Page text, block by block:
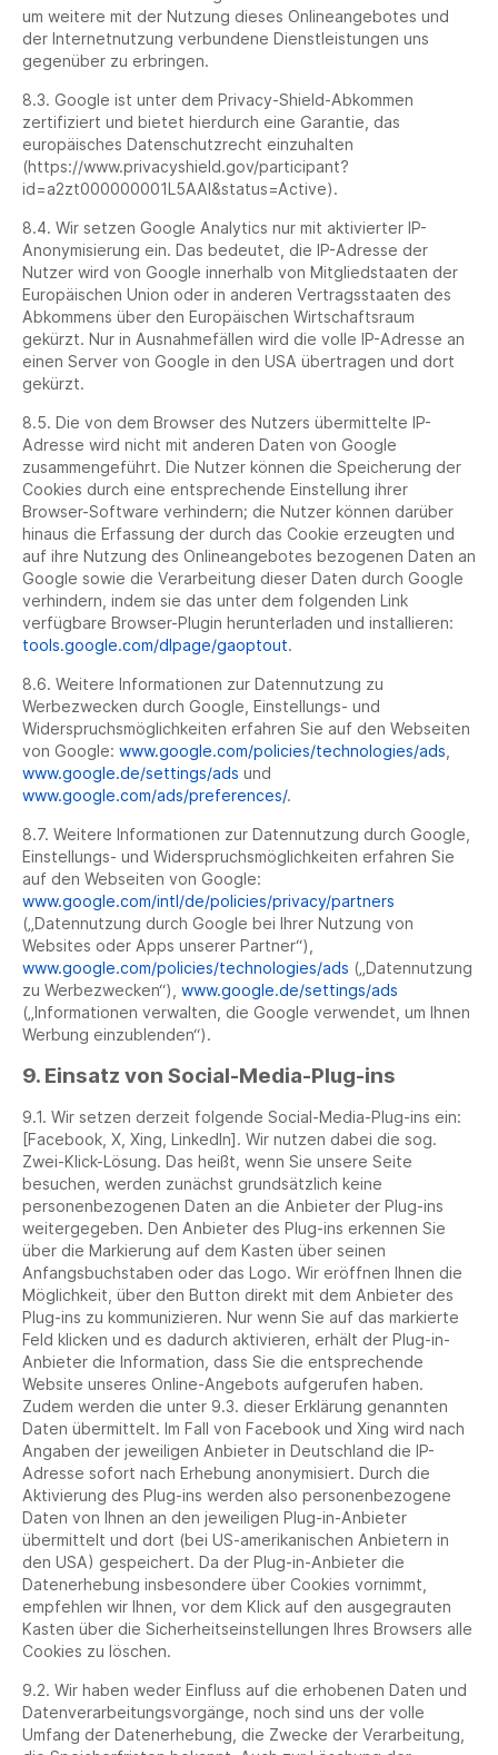
um weitere mit der Nutzung dieses Onlineangebotes und
der Internetnutzung verbundene Dienstleistungen uns
gegenüber zu erbringen.
8.3. Google ist unter dem Privacy-Shield-Abkommen
zertifiziert und bietet hierdurch eine Garantie, das
europäisches Datenschutzrecht einzuhalten
(https://www.privacyshield.gov/participant?
id=a2zt000000001L5AAI&status=Active).
8.4. Wir setzen Google Analytics nur mit aktivierter IP-
Anonymisierung ein. Das bedeutet, die IP-Adresse der
Nutzer wird von Google innerhalb von Mitgliedstaaten der
Europäischen Union oder in anderen Vertragsstaaten des
Abkommens über den Europäischen Wirtschaftsraum
gekürzt. Nur in Ausnahmefällen wird die volle IP-Adresse an
einen Server von Google in den USA übertragen und dort
gekürzt.
8.5. Die von dem Browser des Nutzers übermittelte IP-
Adresse wird nicht mit anderen Daten von Google
zusammengeführt. Die Nutzer können die Speicherung der
Cookies durch eine entsprechende Einstellung ihrer
Browser-Software verhindern; die Nutzer können darüber
hinaus die Erfassung der durch das Cookie erzeugten und
auf ihre Nutzung des Onlineangebotes bezogenen Daten an
Google sowie die Verarbeitung dieser Daten durch Google
verhindern, indem sie das unter dem folgenden Link
verfügbare Browser-Plugin herunterladen und installieren:
tools.google.com/dlpage/gaoptout.
8.6. Weitere Informationen zur Datennutzung zu
Werbezwecken durch Google, Einstellungs- und
Widerspruchsmöglichkeiten erfahren Sie auf den Webseiten
von Google: www.google.com/policies/technologies/ads
www.google.de/settings/ads und
www.google.com/ads/preferences/.
8.7. Weitere Informationen zur Datennutzung durch Google,
Einstellungs- und Widerspruchsmöglichkeiten erfahren Sie
auf den Webseiten von Google:
www.google.com/intl/de/policies/privacy/partners
(„Datennutzung durch Google bei Ihrer Nutzung von
Websites oder Apps unserer Partner“),
www.google.com/policies/technologies/ads („Datennutzung
zu Werbezwecken“), www.google.de/settings/ads
(„Informationen verwalten, die Google verwendet, um Ihnen
Werbung einzublenden“).
9. Einsatz von Social-Media-Plug-ins
9.1. Wir setzen derzeit folgende Social-Media-Plug-ins ein:
[Facebook, X, Xing, LinkedIn]. Wir nutzen dabei die sog.
Zwei-Klick-Lösung. Das heißt, wenn Sie unsere Seite
besuchen, werden zunächst grundsätzlich keine
personenbezogenen Daten an die Anbieter der Plug-ins
weitergegeben. Den Anbieter des Plug-ins erkennen Sie
über die Markierung auf dem Kasten über seinen
Anfangsbuchstaben oder das Logo. Wir eröffnen Ihnen die
Möglichkeit, über den Button direkt mit dem Anbieter des
Plug-ins zu kommunizieren. Nur wenn Sie auf das markierte
Feld klicken und es dadurch aktivieren, erhält der Plug-in-
Anbieter die Information, dass Sie die entsprechende
Website unseres Online-Angebots aufgerufen haben.
Zudem werden die unter 9.3. dieser Erklärung genannten
Daten übermittelt. Im Fall von Facebook und Xing wird nach
Angaben der jeweiligen Anbieter in Deutschland die IP-
Adresse sofort nach Erhebung anonymisiert. Durch die
Aktivierung des Plug-ins werden also personenbezogene
Daten von Ihnen an den jeweiligen Plug-in-Anbieter
übermittelt und dort (bei US-amerikanischen Anbietern in
den USA) gespeichert. Da der Plug-in-Anbieter die
Datenerhebung insbesondere über Cookies vornimmt,
empfehlen wir Ihnen, vor dem Klick auf den ausgegrauten
Kasten über die Sicherheitseinstellungen Ihres Browsers alle
Cookies zu löschen.
9.2. Wir haben weder Einfluss auf die erhobenen Daten und
Datenverarbeitungsvorgänge, noch sind uns der volle
Umfang der Datenerhebung, die Zwecke der Verarbeitung,